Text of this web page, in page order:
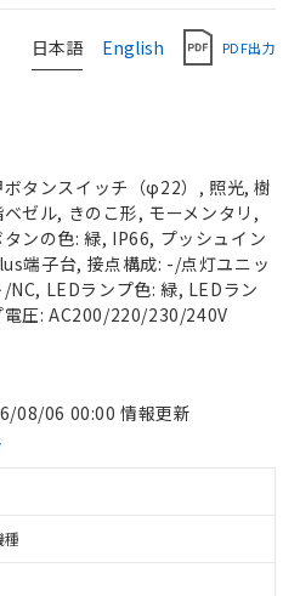
日本語 English PDF出力
ボタンスイッチ（φ22）, 照光, 樹
ベゼル, きのこ形, モーメンタリ,
タンの色: 緑, IP66, プッシュイン
端子台, 接点構成: -/点灯ユニッ
/NC, LEDランプ色: 緑, LEDラン
電圧: AC200/220/230/240V
08/06 00:00 情報更新
種